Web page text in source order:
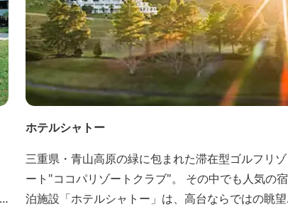
ホテルシャトー
三重県・青山高原の緑に包まれた滞在型ゴルフリゾ
ート"ココパリゾートクラブ"。 その中でも人気の宿
泊施設「ホテルシャトー」は、高台ならではの眺望